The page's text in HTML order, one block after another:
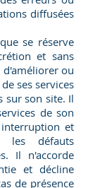
diffusées
se réserve
et sans
ou
ses services
sur son site. Il
de son
et
les défauts
Il n'accorde
et décline
de présence